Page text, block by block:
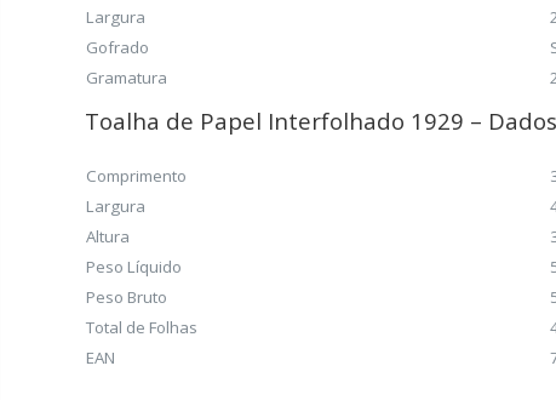
Largura
Gofrado
Gramatura
Toalha de Papel Interfolhado 1929 –
Comprimento
Largura
Altura
Peso Líquido
Peso Bruto
Total de Folhas
EAN